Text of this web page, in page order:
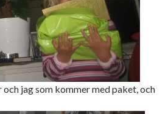
och jag som kommer med paket, och